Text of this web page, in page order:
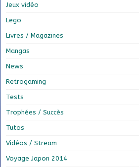
Jeux vidéo
Lego
Livres / Magazines
Mangas
News
Retrogaming
Tests
Trophées / Succès
Tutos
Vidéos / Stream
Voyage Japon 2014